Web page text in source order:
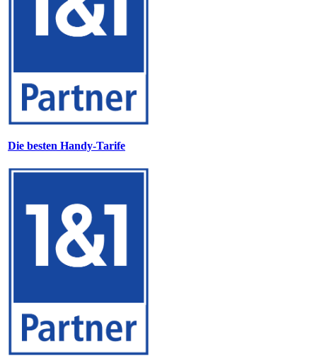
Die besten Handy-Tarife